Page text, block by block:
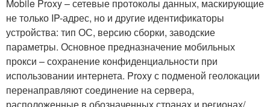
Mobile Proxy – сетевые протоколы данных, маскирующие
не только IP-адрес, но и другие идентификаторы
устройства: тип ОС, версию сборки, заводские
параметры. Основное предназначение мобильных
прокси – сохранение конфиденциальности при
использовании интернета. Proxy с подменой геолокации
перенаправляют соединение на сервера,